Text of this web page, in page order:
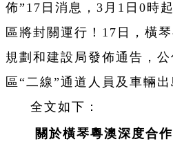
佈”17日消息，3月1日0時
區將封關運行！17日，橫
規劃和建設局發佈通告，
區“二線”通道人員及車輛出
全文如下：
關於橫琴粵澳深度合